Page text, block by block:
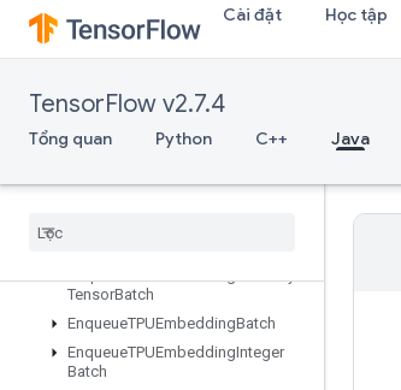
Cài đặt Học tập
TensorFlow v2.7.4
Tổng quan Python C++ Java
DynamicPartition
DynamicStitch
Eig
EmptyTensorList
TensorBatch
EnqueueTPUEmbeddingBatch
EnqueueTPUEmbeddingInteger
Batch